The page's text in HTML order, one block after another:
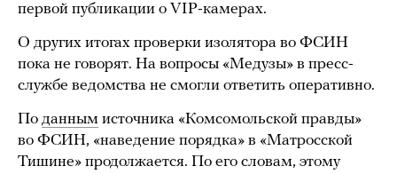
первой публикации о VIP-камерах.
О других итогах проверки изолятора во ФСИН
пока не говорят. На вопросы «Медузы» в пресс-
службе ведомства не смогли ответить оперативно.
По данным источника «Комсомольской правды»
во ФСИН, «наведение порядка» в «Матросской
Тишине» продолжается. По его словам, этому